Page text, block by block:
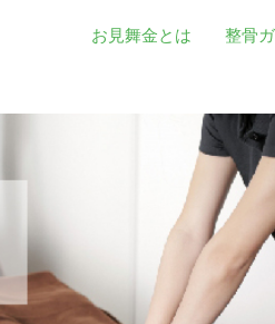
お見舞金とは 整骨